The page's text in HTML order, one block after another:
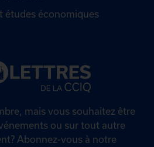
études économiques
mais vous souhaitez être
ou sur tout autre
Abonnez-vous à notre